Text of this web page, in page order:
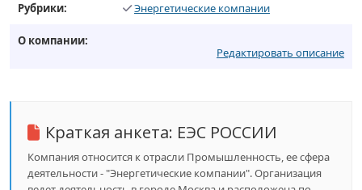
Рубрики: Энергетические компании
О компании:
Редактировать описание
Краткая анкета: ЕЭС РОССИИ
Компания относится к отрасли Промышленность, ее сфера
деятельности - "Энергетические компании". Организация